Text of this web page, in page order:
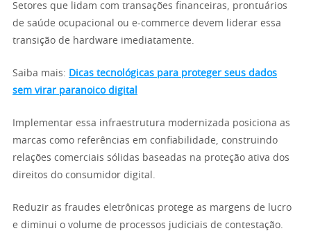
Setores que lidam com transações financeiras, prontuários
de saúde ocupacional ou e-commerce devem liderar essa
transição de hardware imediatamente.
Saiba mais: Dicas tecnológicas para proteger seus dados
sem virar paranoico digital
Implementar essa infraestrutura modernizada posiciona as
marcas como referências em confiabilidade, construindo
relações comerciais sólidas baseadas na proteção ativa dos
direitos do consumidor digital.
Reduzir as fraudes eletrônicas protege as margens de lucro
e diminui o volume de processos judiciais de contestação.